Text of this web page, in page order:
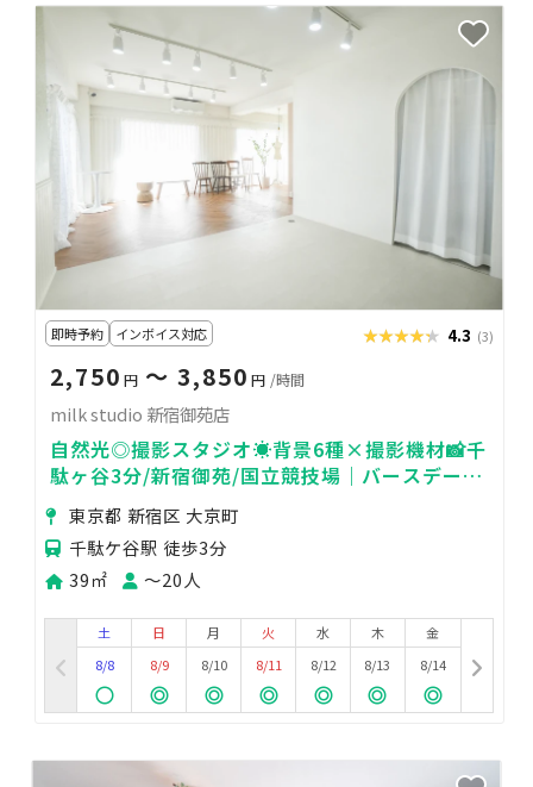
即時予約 インボイス対応 ★★★★★
★★★★★ 4.3 (3)
2,750 円〜 3,850 円 /時間
milk studio 新宿御苑店
自然光◎撮影スタジオ☀️背景6種×撮影機材📸千
駄ヶ谷3分/新宿御苑/国立競技場｜バースデーフ
ォト、推し活、ポートレート撮影
東京都 新宿区 大京町
千駄ケ谷駅 徒歩3分
39㎡
〜20人
土
8/8
日
8/9
月
8/10
火
8/11
水
8/12
木
8/13
金
8/14